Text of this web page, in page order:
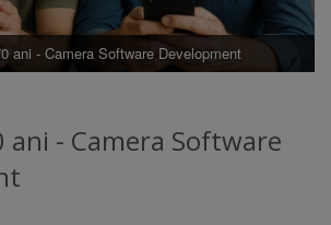
ani - Camera Software Development
ani - Camera Software